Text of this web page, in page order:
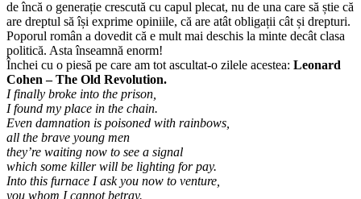
de încă o generație crescută cu capul plecat, nu de una care să știe că
are dreptul să își exprime opiniile, că are atât obligații cât și drepturi.
Poporul român a dovedit că e mult mai deschis la minte decât clasa
politică. Asta înseamnă enorm!
Închei cu o piesă pe care am tot ascultat-o zilele acestea: Leonard
Cohen – The Old Revolution.
I finally broke into the prison,
I found my place in the chain.
Even damnation is poisoned with rainbows,
all the brave young men
they’re waiting now to see a signal
which some killer will be lighting for pay.
Into this furnace I ask you now to venture,
you whom I cannot betray.